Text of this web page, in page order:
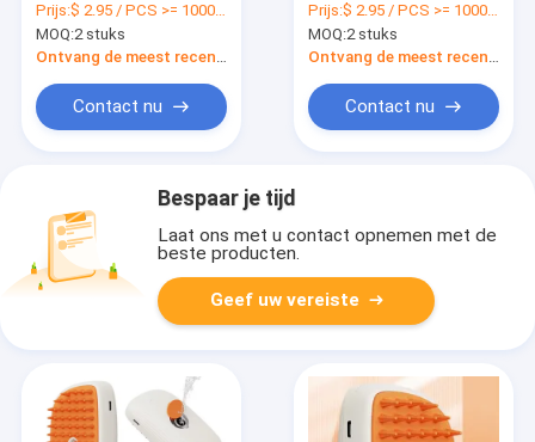
Verzorging Water
Spray Haarverwijder
Lichte Reiniging
Prijs:$ 2.95 / PCS >= 1000 PCS
MOQ:2 stuks
Ontvang de meest recente Prijs
Contact nu
reinigende en
ontspannende
massage
Prijs:$ 2.95 / PCS >= 1000 PCS
MOQ:2 stuks
Ontvang de meest recente Prijs
Contact nu
Bespaar je tijd
Laat ons met u contact opnemen met de
beste producten.
Geef uw vereiste